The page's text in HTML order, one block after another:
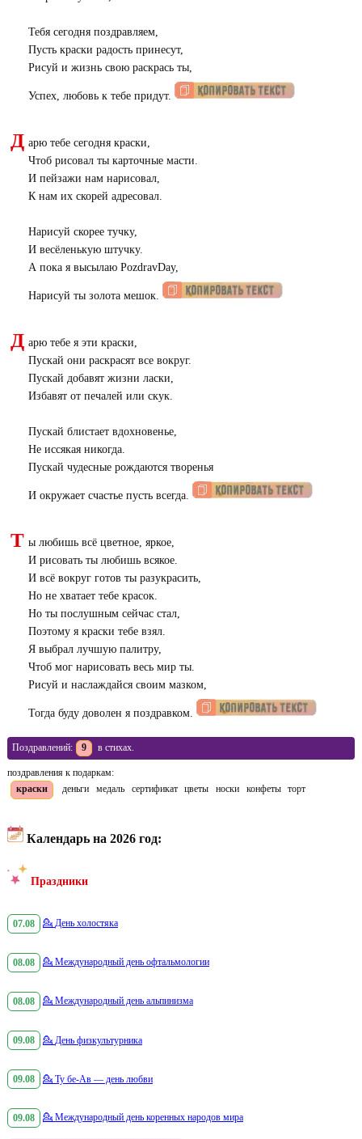
Тебя сегодня поздравляем,
Пусть краски радость принесут,
Рисуй и жизнь свою раскрась ты,
Успех, любовь к тебе придут.
Д арю тебе сегодня краски,
Чтоб рисовал ты карточные масти.
И пейзажи нам нарисовал,
К нам их скорей адресовал.
Нарисуй скорее тучку,
И весёленькую штучку.
А пока я высылаю PozdravDay,
Нарисуй ты золота мешок.
Д арю тебе я эти краски,
Пускай они раскрасят все вокруг.
Пускай добавят жизни ласки,
Избавят от печалей или скук.
Пускай блистает вдохновенье,
Не иссякая никогда.
Пускай чудесные рождаются творенья
И окружает счастье пусть всегда.
Т ы любишь всё цветное, яркое,
И рисовать ты любишь всякое.
И всё вокруг готов ты разукрасить,
Но не хватает тебе красок.
Но ты послушным сейчас стал,
Поэтому я краски тебе взял.
Я выбрал лучшую палитру,
Чтоб мог нарисовать весь мир ты.
Рисуй и наслаждайся своим мазком,
Тогда буду доволен я поздравком.
Поздравлений: 9 в стихах.
поздравления к подаркам:
краски
деньги медаль сертификат цветы носки конфеты торт
Календарь на 2026 год:
Праздники
07.08 💁 День холостяка
08.08 💁 Международный день офтальмологии
08.08 💁 Международный день альпинизма
09.08 💁 День физкультурника
09.08 💁 Ту бе-Ав — день любви
09.08 💁 Международный день коренных народов мира